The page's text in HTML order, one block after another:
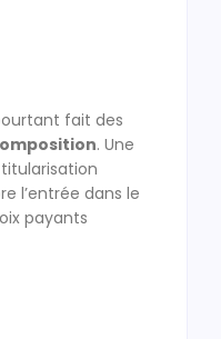
fait des
. Une
l’entrée dans le
payants